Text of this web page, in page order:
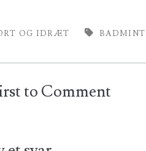
OG IDRÆT
to Comment